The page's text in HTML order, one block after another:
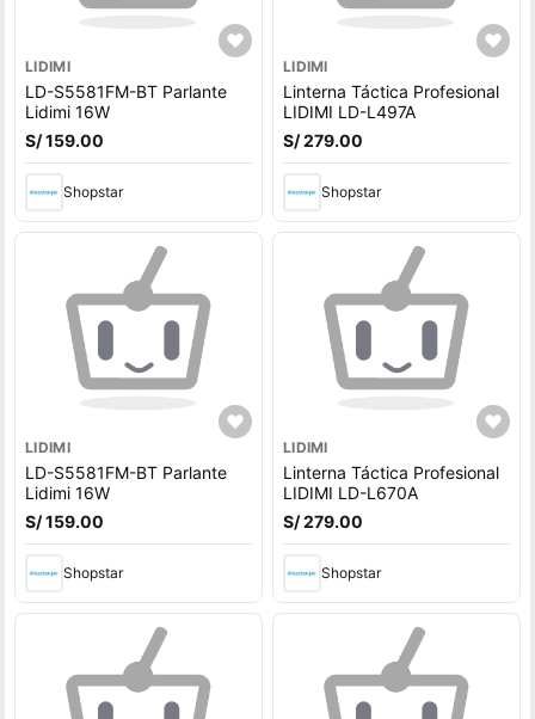
LIDIMI
LD-S5581FM-BT Parlante
Lidimi 16W
S/ 159.00
Shopstar
LIDIMI
Linterna Táctica Profesional
LIDIMI LD-L497A
S/ 279.00
Shopstar
LIDIMI
LD-S5581FM-BT Parlante
Lidimi 16W
S/ 159.00
Shopstar
LIDIMI
Linterna Táctica Profesional
LIDIMI LD-L670A
S/ 279.00
Shopstar